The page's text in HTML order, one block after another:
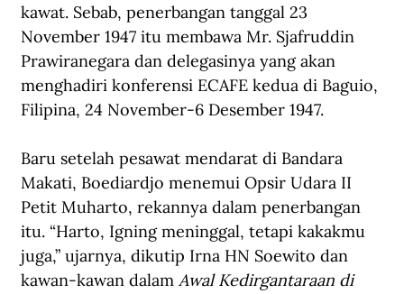
kawat. Sebab, penerbangan tanggal 23
November 1947 itu membawa Mr. Sjafruddin
Prawiranegara dan delegasinya yang akan
menghadiri konferensi ECAFE kedua di Baguio,
Filipina, 24 November-6 Desember 1947.
Baru setelah pesawat mendarat di Bandara
Makati, Boediardjo menemui Opsir Udara II
Petit Muharto, rekannya dalam penerbangan
itu. “Harto, Igning meninggal, tetapi kakakmu
juga,” ujarnya, dikutip Irna HN Soewito dan
kawan-kawan dalam Awal Kedirgantaraan di